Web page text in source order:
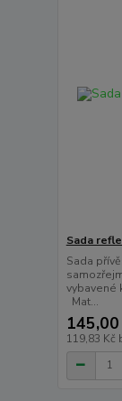
Sada
Sada
vybavené
Mat...
145,00
119,83 Kč